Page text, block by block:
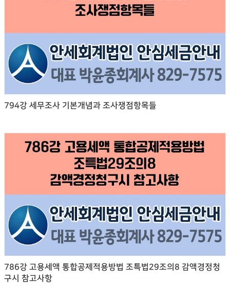
794강 세무조사 기본개념과 조사쟁점항목들
786강 고용세액 통합공제적용방법 조특법29조의8 감액경정청
구시 참고사항